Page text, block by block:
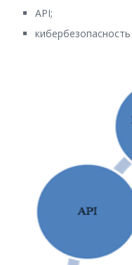
API;
кибербезопасность